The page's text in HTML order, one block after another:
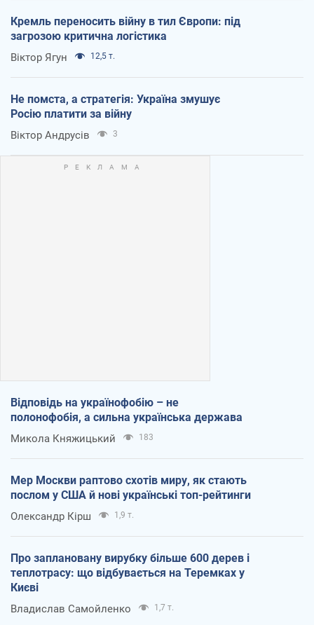
Кремль переносить війну в тил Європи: під
загрозою критична логістика
Віктор Ягун 12,5 т.
Не помста, а стратегія: Україна змушує
Росію платити за війну
Віктор Андрусів 3
Відповідь на українофобію – не
полонофобія, а сильна українська держава
Микола Княжицький 183
Мер Москви раптово схотів миру, як стають
послом у США й нові українські топ-рейтинги
Олександр Кірш 1,9 т.
Про заплановану вирубку більше 600 дерев і
теплотрасу: що відбувається на Теремках у
Києві
Владислав Самойленко 1,7 т.